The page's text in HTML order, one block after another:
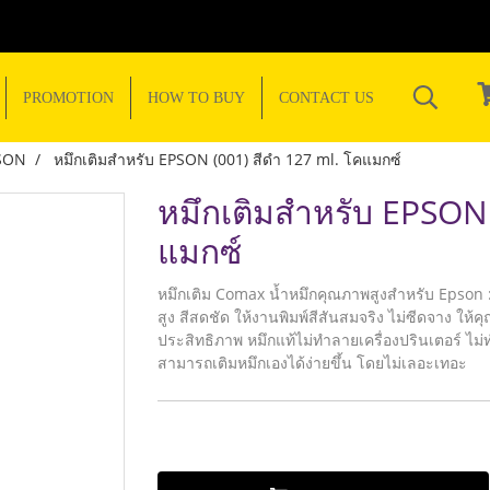
PROMOTION HOW TO BUY CONTACT US
หมึกเติมสำหรับ EPSON (001) สีดำ 127 ml. โคแมกซ์
หมึกเติมสำหรับ
แมกซ์
หมึกเติม Comax น้ำหมึกคุณภาพสูงสำหรับ
สูง สีสดชัด ให้งานพิมพ์สีสันสมจริง ไม่ซีดจาง ให้
ประสิทธิภาพ หมึกแท้ไม่ทำลายเครื่องปรินเตอร์
สามารถเติมหมึกเองได้ง่ายขึ้น โดยไม่เลอะเทอะ